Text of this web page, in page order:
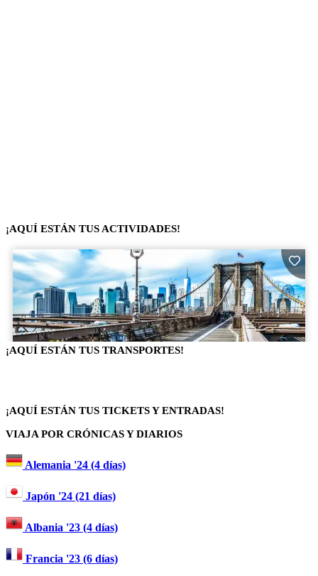
¡AQUÍ ESTÁN TUS ACTIVIDADES!
¡AQUÍ ESTÁN TUS TRANSPORTES!
¡AQUÍ ESTÁN TUS TICKETS Y ENTRADAS!
VIAJA POR CRÓNICAS Y DIARIOS
Alemania '24 (4 días)
Japón '24 (21 días)
Albania '23 (4 días)
Francia '23 (6 días)